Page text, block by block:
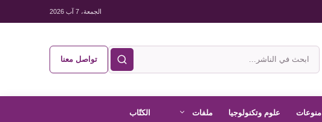
الجمعة، 7 آب 2026
ابحث
في
الناشر
تواصل معنا
منوعات علوم وتكنولوجيا ملفات الكتّاب